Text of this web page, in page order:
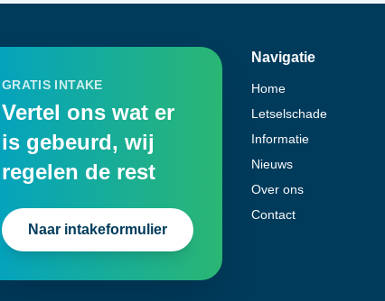
GRATIS INTAKE
Vertel ons wat er
is gebeurd, wij
regelen de rest
Naar intakeformulier
Navigatie
Home
Letselschade
Informatie
Nieuws
Over ons
Contact